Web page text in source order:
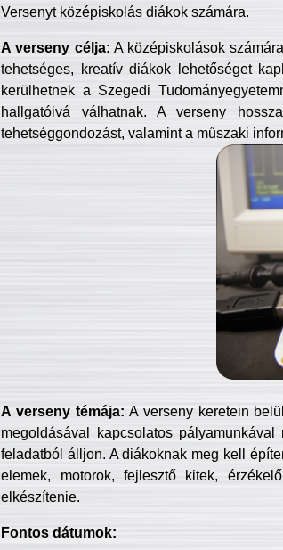
Versenyt középiskolás diákok számára.
A verseny célja: A középiskolások
tehetséges, kreatív diákok lehetőséget
kerülhetnek a Szegedi
hallgatóivá válhatnak. A verseny
tehetséggondozást, valamint a műszaki
A verseny témája: A verseny keretein
megoldásával kapcsolatos
feladatból álljon. A diákoknak meg kell
elemek, motorok, fejlesztő kitek,
elkészítenie.
Fontos dátumok: